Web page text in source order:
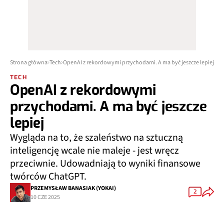
Strona główna Tech OpenAI z rekordowymi przychodami. A ma być jeszcze lepiej
TECH
OpenAI z rekordowymi
przychodami. A ma być jeszcze
lepiej
Wygląda na to, że szaleństwo na sztuczną
inteligencję wcale nie maleje - jest wręcz
przeciwnie. Udowadniają to wyniki finansowe
twórców ChatGPT.
PRZEMYSŁAW BANASIAK (YOKAI)
10 CZE 2025
2